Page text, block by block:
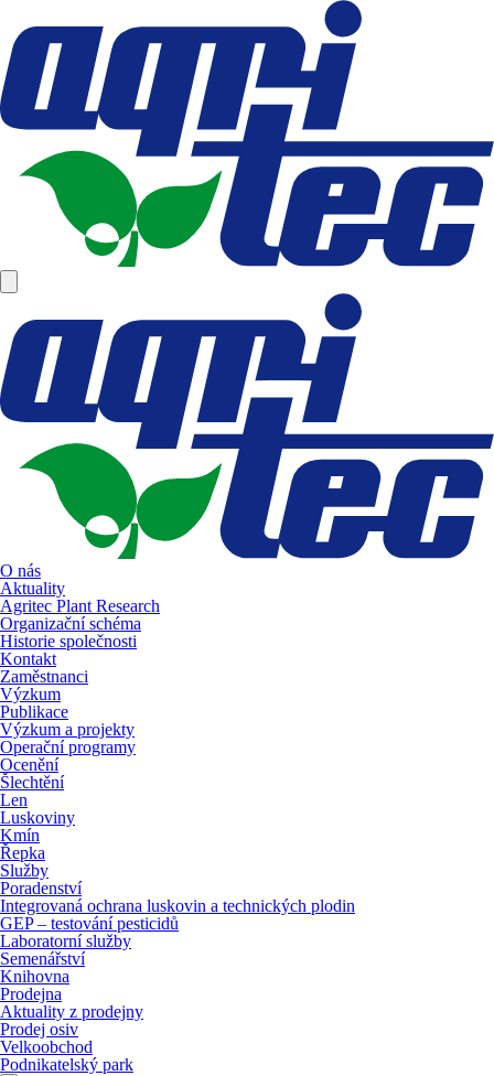
O nás
Aktuality
Agritec Plant Research
Organizační schéma
Historie společnosti
Kontakt
Zaměstnanci
Výzkum
Publikace
Výzkum a projekty
Operační programy
Ocenění
Šlechtění
Len
Luskoviny
Kmín
Řepka
Služby
Poradenství
Integrovaná ochrana luskovin a technických plodin
GEP – testování pesticidů
Laboratorní služby
Semenářství
Knihovna
Prodejna
Aktuality z prodejny
Prodej osiv
Velkoobchod
Podnikatelský park